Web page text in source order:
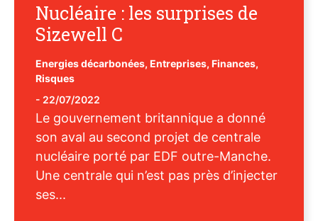
Nucléaire : les surprises de
Sizewell C
Energies décarbonées, Entreprises, Finances,
Risques
- 22/07/2022
Le gouvernement britannique a donné
son aval au second projet de centrale
nucléaire porté par EDF outre-Manche.
Une centrale qui n’est pas près d’injecter
ses...